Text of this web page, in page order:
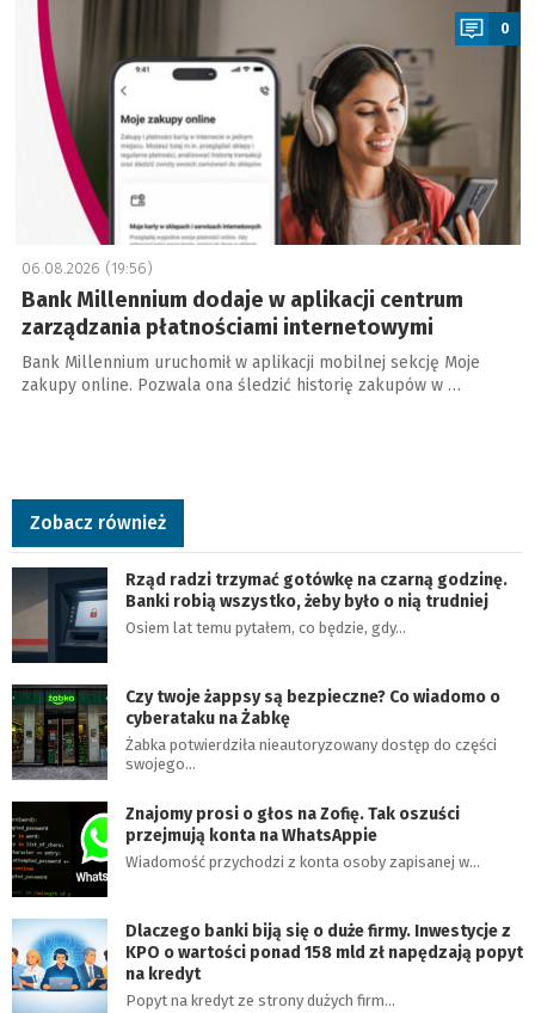
0
06.08.2026 (19:56)
Bank Millennium dodaje w aplikacji centrum
zarządzania płatnościami internetowymi
Bank Millennium uruchomił w aplikacji mobilnej sekcję Moje
zakupy online. Pozwala ona śledzić historię zakupów w …
Zobacz również
Rząd radzi trzymać gotówkę na czarną godzinę.
Banki robią wszystko, żeby było o nią trudniej
Osiem lat temu pytałem, co będzie, gdy…
Czy twoje żappsy są bezpieczne? Co wiadomo o
cyberataku na Żabkę
Żabka potwierdziła nieautoryzowany dostęp do części
swojego…
Znajomy prosi o głos na Zofię. Tak oszuści
przejmują konta na WhatsAppie
Wiadomość przychodzi z konta osoby zapisanej w…
Dlaczego banki biją się o duże firmy. Inwestycje z
KPO o wartości ponad 158 mld zł napędzają popyt
na kredyt
Popyt na kredyt ze strony dużych firm…